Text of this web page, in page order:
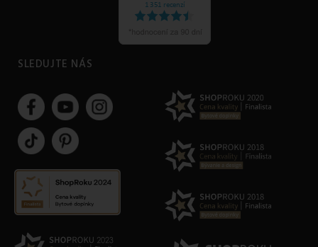
SLEDUJTE NÁS